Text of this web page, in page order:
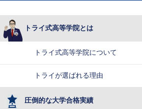
トライ式高等学院とは
トライ式高等学院について
トライが選ばれる理由
圧倒的な大学合格実績